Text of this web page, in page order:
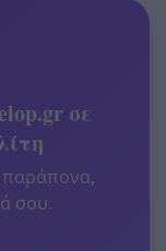
σε
παράπονα,
σου.